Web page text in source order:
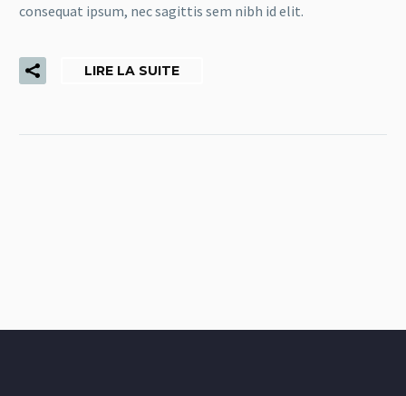
consequat ipsum, nec sagittis sem nibh id elit.
LIRE LA SUITE